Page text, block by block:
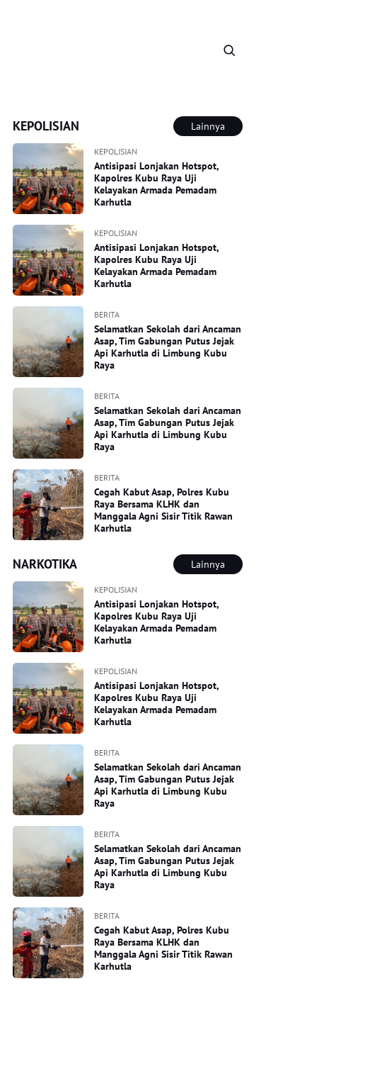
KEPOLISIAN Lainnya
KEPOLISIAN
Antisipasi Lonjakan Hotspot,
Kapolres Kubu Raya Uji
Kelayakan Armada Pemadam
Karhutla
KEPOLISIAN
Antisipasi Lonjakan Hotspot,
Kapolres Kubu Raya Uji
Kelayakan Armada Pemadam
Karhutla
BERITA
Selamatkan Sekolah dari Ancaman
Asap, Tim Gabungan Putus Jejak
Api Karhutla di Limbung Kubu
Raya
BERITA
Selamatkan Sekolah dari Ancaman
Asap, Tim Gabungan Putus Jejak
Api Karhutla di Limbung Kubu
Raya
BERITA
Cegah Kabut Asap, Polres Kubu
Raya Bersama KLHK dan
Manggala Agni Sisir Titik Rawan
Karhutla
NARKOTIKA Lainnya
KEPOLISIAN
Antisipasi Lonjakan Hotspot,
Kapolres Kubu Raya Uji
Kelayakan Armada Pemadam
Karhutla
KEPOLISIAN
Antisipasi Lonjakan Hotspot,
Kapolres Kubu Raya Uji
Kelayakan Armada Pemadam
Karhutla
BERITA
Selamatkan Sekolah dari Ancaman
Asap, Tim Gabungan Putus Jejak
Api Karhutla di Limbung Kubu
Raya
BERITA
Selamatkan Sekolah dari Ancaman
Asap, Tim Gabungan Putus Jejak
Api Karhutla di Limbung Kubu
Raya
BERITA
Cegah Kabut Asap, Polres Kubu
Raya Bersama KLHK dan
Manggala Agni Sisir Titik Rawan
Karhutla